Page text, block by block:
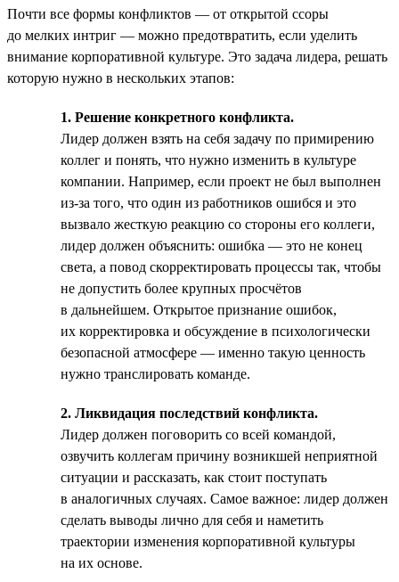
Почти все формы конфликтов — от открытой ссоры
до мелких интриг — можно предотвратить, если уделить
внимание корпоративной культуре. Это задача лидера, решать
которую нужно в нескольких этапов:
1. Решение конкретного конфликта.
Лидер должен взять на себя задачу по примирению
коллег и понять, что нужно изменить в культуре
компании. Например, если проект не был выполнен
из-за того, что один из работников ошибся и это
вызвало жесткую реакцию со стороны его коллеги,
лидер должен объяснить: ошибка — это не конец
света, а повод скорректировать процессы так, чтобы
не допустить более крупных просчётов
в дальнейшем. Открытое признание ошибок,
их корректировка и обсуждение в психологически
безопасной атмосфере — именно такую ценность
нужно транслировать команде.
2. Ликвидация последствий конфликта.
Лидер должен поговорить со всей командой,
озвучить коллегам причину возникшей неприятной
ситуации и рассказать, как стоит поступать
в аналогичных случаях. Самое важное: лидер должен
сделать выводы лично для себя и наметить
траектории изменения корпоративной культуры
на их основе.